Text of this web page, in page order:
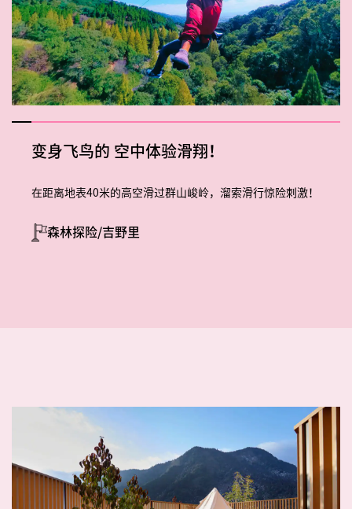
变身飞鸟的 空中体验滑翔！
在距离地表40米的高空滑过群山峻岭，溜索滑行惊险刺激！
森林探险/吉野里